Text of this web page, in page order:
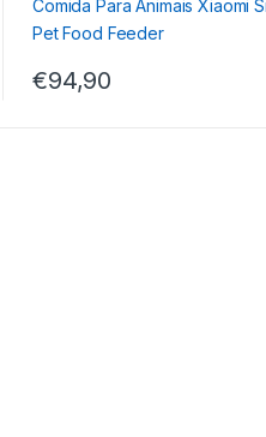
€94,90